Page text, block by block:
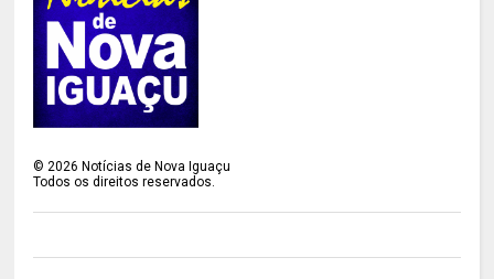
©2026 Notícias de Nova Iguaçu
Todos os direitos reservados.